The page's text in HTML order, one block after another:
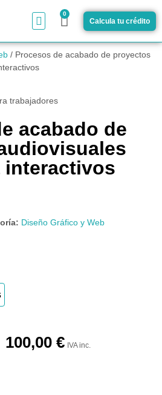
0
Calcula tu crédito
/ Procesos de acabado de proyectos
acabado de
interactivos
Diseño Gráfico y Web
100,00 € IVA inc.